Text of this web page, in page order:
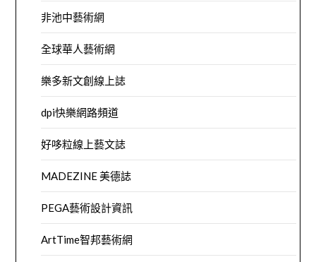
非池中藝術網
全球華人藝術網
樂多新文創線上誌
dpi快樂網路頻道
好哆粒線上藝文誌
MADEZINE 美德誌
PEGA藝術設計資訊
ArtTime智邦藝術網